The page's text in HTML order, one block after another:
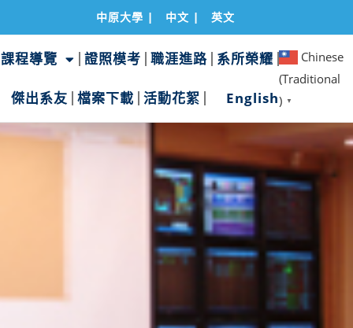
中原大學 | 中文 | 英文
課程導覽 證照模考 職涯進路 系所榮耀
傑出系友 檔案下載 活動花絮 English
Chinese
(Traditional
)
▼